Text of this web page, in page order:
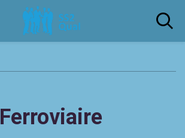
Ferroviaire